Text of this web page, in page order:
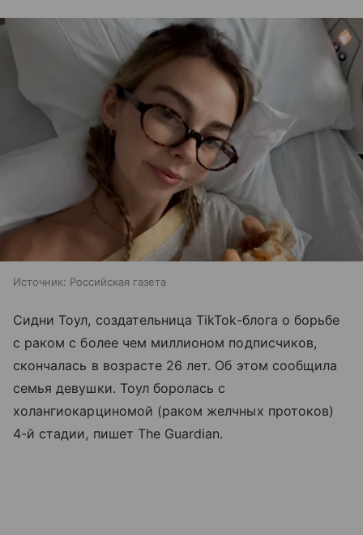
Источник: Российская газета
Сидни Тоул, создательница TikTok-блога о борьбе
с раком с более чем миллионом подписчиков,
скончалась в возрасте 26 лет. Об этом сообщила
семья девушки. Тоул боролась с
холангиокарциномой (раком желчных протоков)
4-й стадии, пишет The Guardian.